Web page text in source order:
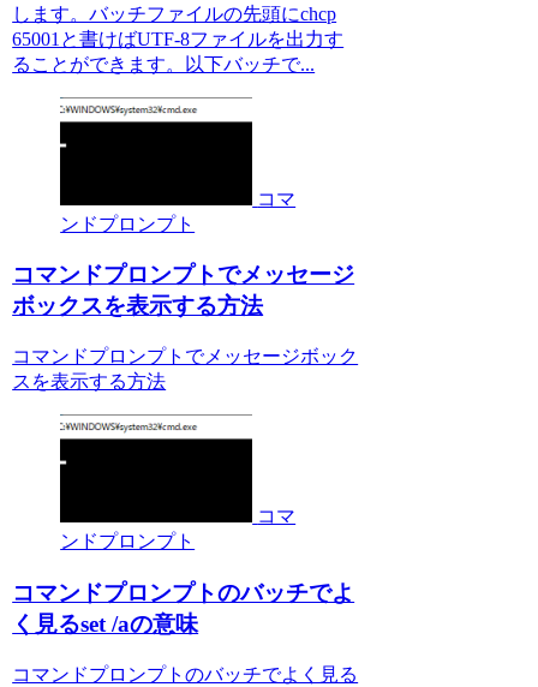
します。バッチファイルの先頭にchcp
65001と書けばUTF-8ファイルを出力す
ることができます。以下バッチで...
コマ
ンドプロンプト
コマンドプロンプトでメッセージ
ボックスを表示する方法
コマンドプロンプトでメッセージボック
スを表示する方法
コマ
ンドプロンプト
コマンドプロンプトのバッチでよ
く見るset /aの意味
コマンドプロンプトのバッチでよく見る